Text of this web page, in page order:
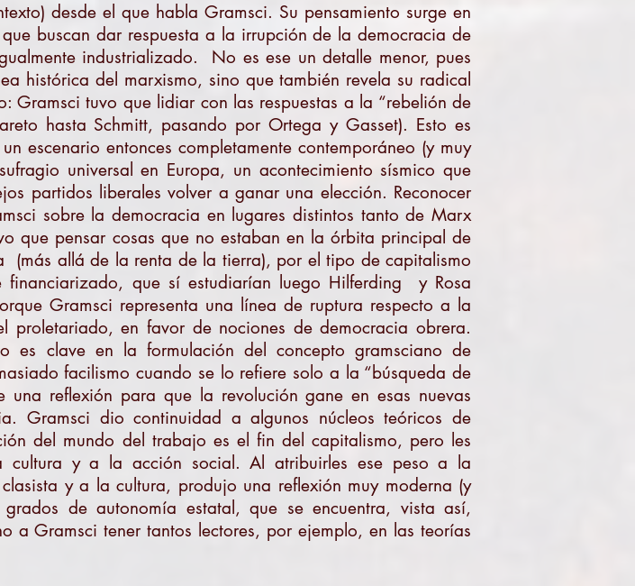
desde el que habla Gramsci. Su pensamiento surge en
buscan dar respuesta a la irrupción de la democracia de
industrializado. No es ese un detalle menor, pues
histórica del marxismo, sino que también revela su radical
Gramsci tuvo que lidiar con las respuestas a la “rebelión de
hasta Schmitt, pasando por Ortega y Gasset). Esto es
escenario entonces completamente contemporáneo (y muy
universal en Europa, un acontecimiento sísmico que
partidos liberales volver a ganar una elección. Reconocer
sobre la democracia en lugares distintos tanto de Marx
que pensar cosas que no estaban en la órbita principal de
(más allá de la renta de la tierra), por el tipo de capitalismo
que sí estudiarían luego Hilferding y Rosa
Gramsci representa una línea de ruptura respecto a la
proletariado, en favor de nociones de democracia obrera.
es clave en la formulación del concepto gramsciano de
facilismo cuando se lo refiere solo a la “búsqueda de
una reflexión para que la revolución gane en esas nuevas
Gramsci dio continuidad a algunos núcleos teóricos de
del mundo del trabajo es el fin del capitalismo, pero les
cultura y a la acción social. Al atribuirles ese peso a la
y a la cultura, produjo una reflexión muy moderna (y
de autonomía estatal, que se encuentra, vista así,
a Gramsci tener tantos lectores, por ejemplo, en las teorías